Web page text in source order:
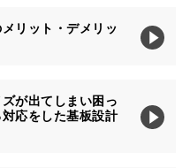
リット・デメリッ
が出てしまい困っ
応をした基板設計